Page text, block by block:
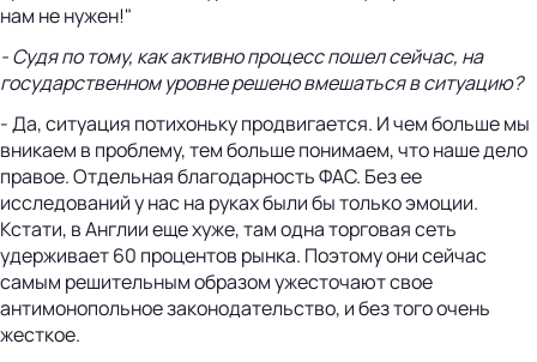
нам не нужен!"
- Судя по тому, как активно процесс пошел сейчас, на
государственном уровне решено вмешаться в ситуацию?
- Да, ситуация потихоньку продвигается. И чем больше мы
вникаем в проблему, тем больше понимаем, что наше дело
правое. Отдельная благодарность ФАС. Без ее
исследований у нас на руках были бы только эмоции.
Кстати, в Англии еще хуже, там одна торговая сеть
удерживает 60 процентов рынка. Поэтому они сейчас
самым решительным образом ужесточают свое
антимонопольное законодательство, и без того очень
жесткое.